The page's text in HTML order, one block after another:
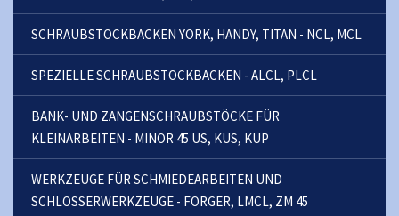
SCHRAUBSTOCKBACKEN YORK, HANDY, TITAN - NCL, MCL
SPEZIELLE SCHRAUBSTOCKBACKEN - ALCL, PLCL
BANK- UND ZANGENSCHRAUBSTÖCKE FÜR
KLEINARBEITEN - MINOR 45 US, KUS, KUP
WERKZEUGE FÜR SCHMIEDEARBEITEN UND
SCHLOSSERWERKZEUGE - FORGER, LMCL, ZM 45